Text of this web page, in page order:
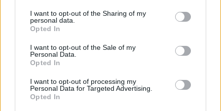
I want to opt-out of the Sharing of my
personal data.
Opted In
I want to opt-out of the Sale of my
Personal Data.
Opted In
I want to opt-out of processing my
Personal Data for Targeted Advertising.
Opted In